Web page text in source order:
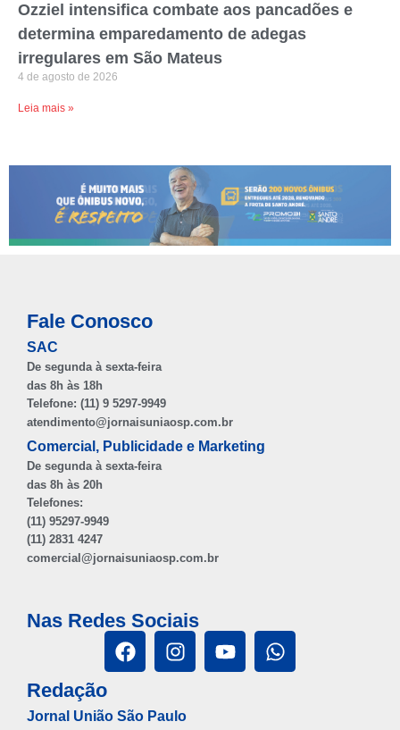
Ozziel intensifica combate aos pancadões e
determina emparedamento de adegas
irregulares em São Mateus
4 de agosto de 2026
Leia mais »
Fale Conosco
SAC
De segunda à sexta-feira
das 8h às 18h
Telefone: (11) 9 5297-9949
atendimento@jornaisuniaosp.com.br
Comercial, Publicidade e Marketing
De segunda à sexta-feira
das 8h às 20h
Telefones:
(11) 95297-9949
(11) 2831 4247
comercial@jornaisuniaosp.com.br
Nas Redes Sociais
Redação
Jornal União São Paulo